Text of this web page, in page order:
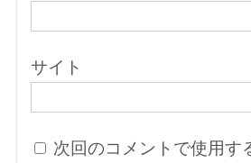
サイト
次回のコメントで使用す